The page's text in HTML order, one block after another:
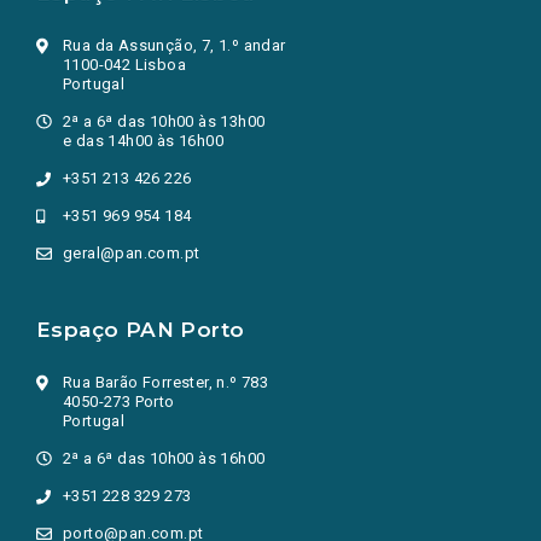
Rua da Assunção, 7, 1.º andar
1100-042 Lisboa
Portugal
2ª a 6ª das 10h00 às 13h00
e das 14h00 às 16h00
+351 213 426 226
+351 969 954 184
geral@pan.com.pt
Espaço PAN Porto
Rua Barão Forrester, n.º 783
4050-273 Porto
Portugal
2ª a 6ª das 10h00 às 16h00
+351 228 329 273
porto@pan.com.pt